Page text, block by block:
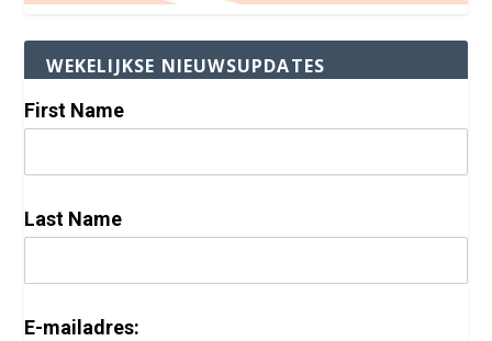
WEKELIJKSE NIEUWSUPDATES
First Name
Last Name
E-mailadres: